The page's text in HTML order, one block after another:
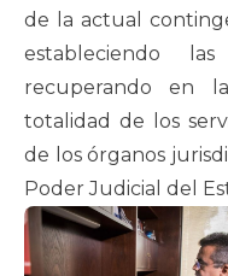
de la actual
estableciendo
recuperando en
totalidad de los
de los órganos
Poder Judicial del